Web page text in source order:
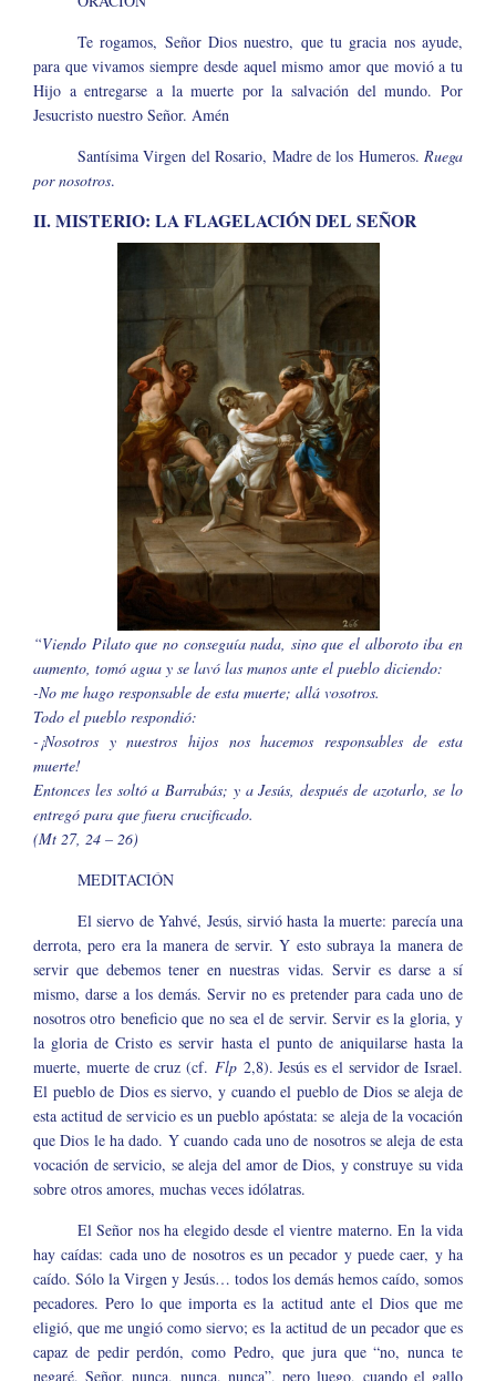
Te rogamos, Señor Dios nuestro, que tu gracia nos ayude,
para que vivamos siempre desde aquel mismo amor que movió a tu
Hijo a entregarse a la muerte por la salvación del mundo. Por
Jesucristo nuestro Señor. Amén
Santísima Virgen del Rosario, Madre de los Humeros. Ruega
por nosotros.
II. MISTERIO: LA FLAGELACIÓN DEL SEÑOR
“Viendo Pilato que no conseguía nada, sino que el alboroto iba en
aumento, tomó agua y se lavó las manos ante el pueblo diciendo:
-No me hago responsable de esta muerte; allá vosotros.
Todo el pueblo respondió:
-¡Nosotros y nuestros hijos nos hacemos responsables de esta
muerte!
Entonces les soltó a Barrabás; y a Jesús, después de azotarlo, se lo
entregó para que fuera crucificado.
(Mt 27, 24 – 26)
MEDITACIÓN
El siervo de Yahvé, Jesús, sirvió hasta la muerte: parecía una
derrota, pero era la manera de servir. Y esto subraya la manera de
servir que debemos tener en nuestras vidas. Servir es darse a sí
mismo, darse a los demás. Servir no es pretender para cada uno de
nosotros otro beneficio que no sea el de servir. Servir es la gloria, y
la gloria de Cristo es servir hasta el punto de aniquilarse hasta la
muerte, muerte de cruz (cf. Flp2,8). Jesús es el servidor de Israel.
El pueblo de Dios es siervo, y cuando el pueblo de Dios se aleja de
esta actitud de servicio es un pueblo apóstata: se aleja de la vocación
que Dios le ha dado. Y cuando cada uno de nosotros se aleja de esta
vocación de servicio, se aleja del amor de Dios, y construye su vida
sobre otros amores, muchas veces idólatras.
El Señor nos ha elegido desde el vientre materno. En la vida
hay caídas: cada uno de nosotros es un pecador y puede caer, y ha
caído. Sólo la Virgen y Jesús… todos los demás hemos caído, somos
pecadores. Pero lo que importa es la actitud ante el Dios que me
eligió, que me ungió como siervo; es la actitud de un pecador que es
capaz de pedir perdón, como Pedro, que jura que “no, nunca te
negaré, Señor, nunca, nunca, nunca”, pero luego, cuando el gallo